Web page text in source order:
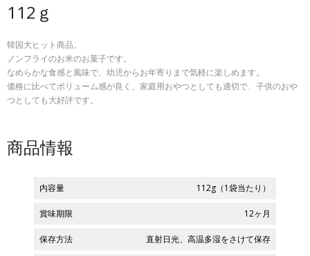
112ｇ
韓国大ヒット商品。
ノンフライのお米のお菓子です。
なめらかな食感と風味で、幼児からお年寄りまで気軽に楽しめます。
価格に比べてボリューム感が良く、家庭用おやつとしても適切で、子供のおや
つとしても大好評です。
商品情報
内容量 112g（1袋当たり）
賞味期限 12ヶ月
保存方法 直射日光、高温多湿をさけて保存